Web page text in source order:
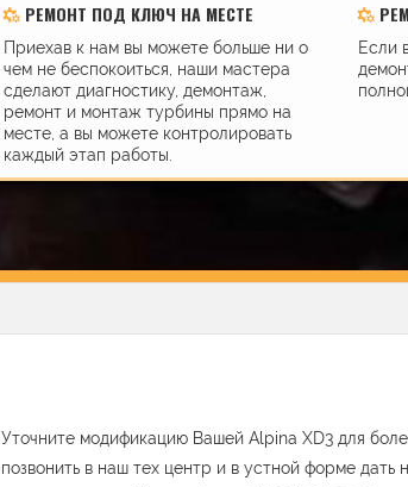
РЕМОНТ ПОД КЛЮЧ НА МЕСТЕ
Приехав к нам вы можете больше ни о
чем не беспокоиться, наши мастера
сделают диагностику, демонтаж,
ремонт и монтаж турбины прямо на
месте, а вы можете контролировать
каждый этап работы.
Если
Уточните модификацию Вашей Alpina XD3 для
позвонить в наш тех центр и в устной форме